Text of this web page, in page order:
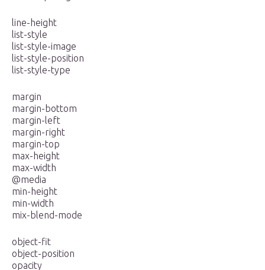
line-height
list-style
list-style-image
list-style-position
list-style-type
margin
margin-bottom
margin-left
margin-right
margin-top
max-height
max-width
@media
min-height
min-width
mix-blend-mode
object-fit
object-position
opacity